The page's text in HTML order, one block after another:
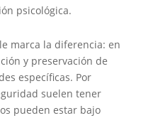
psicológica.
marca la diferencia: en
y preservación de
específicas. Por
suelen tener
pueden estar bajo